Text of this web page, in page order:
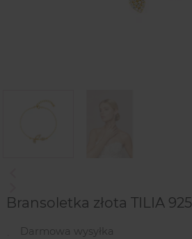
Bransoletka złota TILIA 925
Darmowa wysyłka